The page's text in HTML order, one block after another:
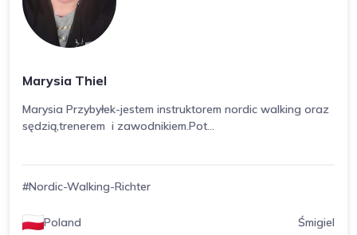
Marysia Thiel
Marysia Przybyłek-jestem instruktorem nordic walking oraz
sędzią,trenerem i zawodnikiem.Pot...
#Nordic-Walking-Richter
Poland Śmigiel